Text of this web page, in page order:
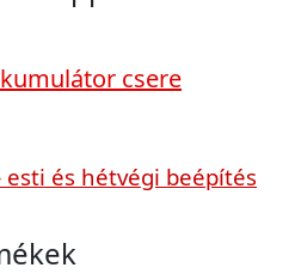
csere
esti és hétvégi beépítés